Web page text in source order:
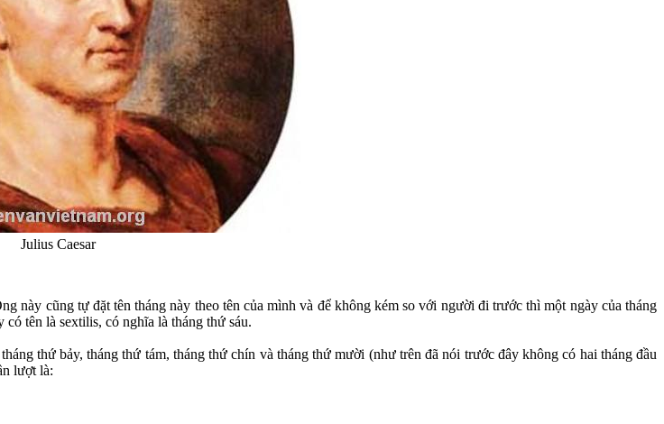
Julius Caesar
này cũng tự đặt tên tháng này theo tên của mình và để không kém so với người đi trước thì một ngày của tháng
tên là sextilis, có nghĩa là tháng thứ sáu.
thứ bảy, tháng thứ tám, tháng thứ chín và tháng thứ mười (như trên đã nói trước đây không có hai tháng đầu
lượt là: